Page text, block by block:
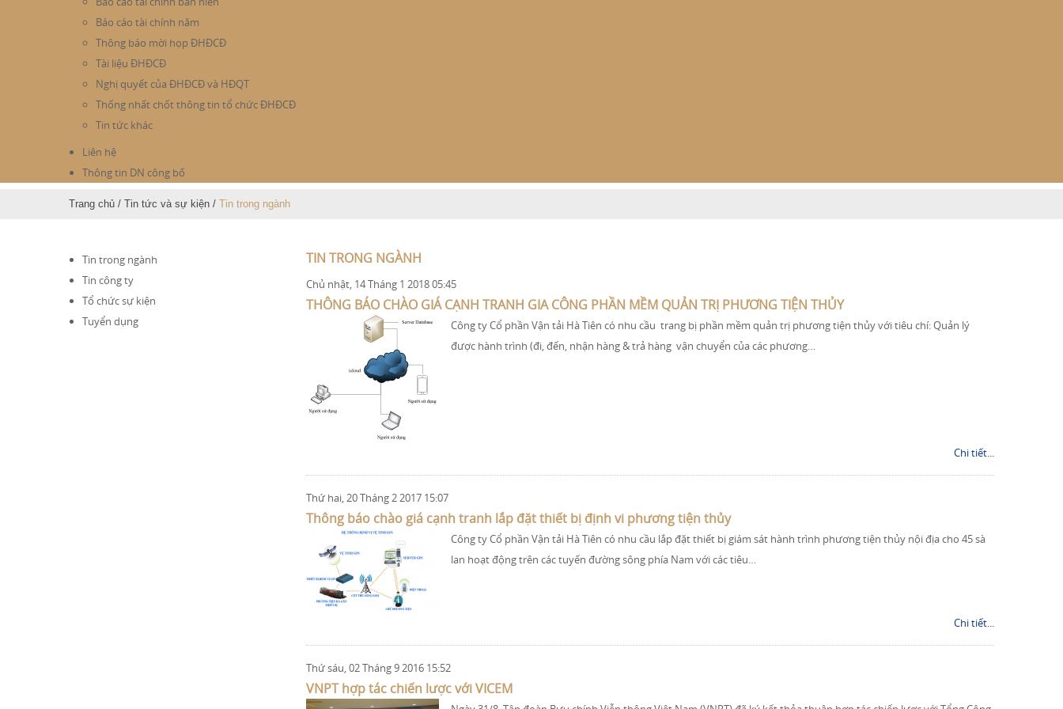
Báo cáo tài chính năm
Thông báo mời họp ĐHĐCĐ
Tài liệu ĐHĐCĐ
Nghị quyết của ĐHĐCĐ và HĐQT
Thống nhất chốt thông tin tổ chức ĐHĐCĐ
Tin tức khác
Liên hệ
Thông tin DN công bố
Trang chủ / Tin tức và sự kiện / Tin trong ngành
TIN TRONG NGÀNH
Chủ nhật, 14 Tháng 1 2018 05:45
THÔNG BÁO CHÀO GIÁ CẠNH TRANH GIA CÔNG PHẦN MỀM QUẢN TRỊ PHƯƠNG TIỆN THỦY
Công ty Cổ phần Vận tải Hà Tiên có nhu cầu trang bị phần mềm quản trị phương tiện thủy với tiêu chí: Quản lý
được hành trình (đi, đến, nhận hàng & trả hàng vận chuyển của các phương…
Chi tiết...
Thứ hai, 20 Tháng 2 2017 15:07
Thông báo chào giá cạnh tranh lắp đặt thiết bị định vi phương tiện thủy
Công ty Cổ phần Vận tải Hà Tiên có nhu cầu lắp đặt thiết bị giám sát hành trình phương tiện thủy nội địa cho 45 sà
lan hoạt động trên các tuyến đường sông phía Nam với các tiêu…
Chi tiết...
Thứ sáu, 02 Tháng 9 2016 15:52
VNPT hợp tác chiến lược với VICEM
Tin trong ngành
Tin công ty
Tổ chức sự kiện
Tuyển dụng